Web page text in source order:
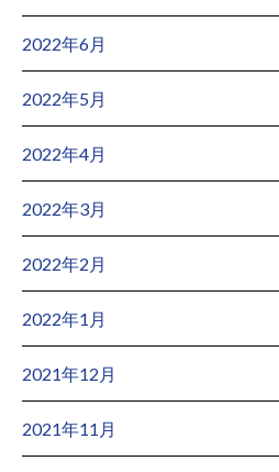
2022年6月
2022年5月
2022年4月
2022年3月
2022年2月
2022年1月
2021年12月
2021年11月